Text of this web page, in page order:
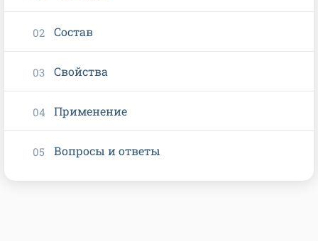
Состав
Свойства
Применение
Вопросы и ответы